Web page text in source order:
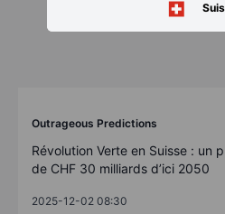
Outrageous Predictions
Révolution Verte en Suisse : un
de CHF 30 milliards d’ici 2050
2025-12-02 08:30